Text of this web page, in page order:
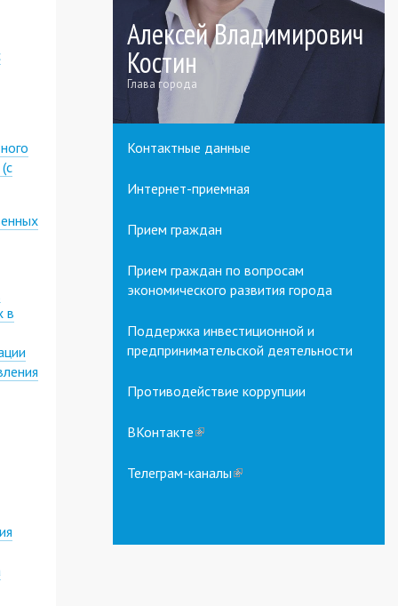
в
Алексей Владимирович
Костин
Глава города
Контактные данные
Интернет-приемная
Прием граждан
Прием граждан по вопросам
экономического развития города
Поддержка инвестиционной и
предпринимательской деятельности
Противодействие коррупции
ВКонтакте(link
external)
Телеграм-каналы(link